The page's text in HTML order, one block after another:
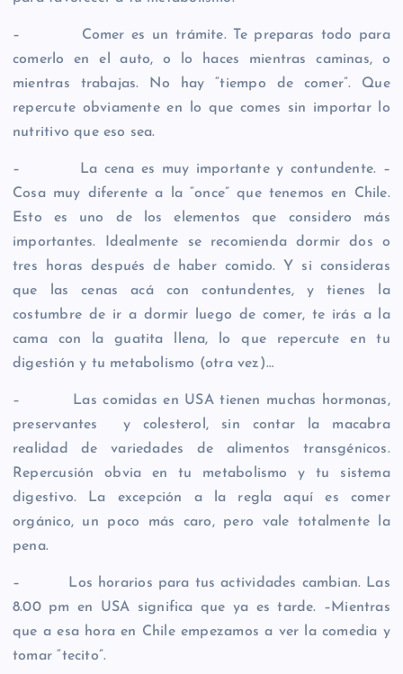
– Comer es un trámite. Te preparas todo para
comerlo en el auto, o lo haces mientras caminas, o
mientras trabajas. No hay “tiempo de comer”. Que
repercute obviamente en lo que comes sin importar lo
nutritivo que eso sea.
– La cena es muy importante y contundente. –
Cosa muy diferente a la “once” que tenemos en Chile.
Esto es uno de los elementos que considero más
importantes. Idealmente se recomienda dormir dos o
tres horas después de haber comido. Y si consideras
que las cenas acá con contundentes, y tienes la
costumbre de ir a dormir luego de comer, te irás a la
cama con la guatita llena, lo que repercute en tu
digestión y tu metabolismo (otra vez)…
– Las comidas en USA tienen muchas hormonas,
preservantes y colesterol, sin contar la macabra
realidad de variedades de alimentos transgénicos.
Repercusión obvia en tu metabolismo y tu sistema
digestivo. La excepción a la regla aquí es comer
orgánico, un poco más caro, pero vale totalmente la
pena.
– Los horarios para tus actividades cambian. Las
8.00 pm en USA significa que ya es tarde. –Mientras
que a esa hora en Chile empezamos a ver la comedia y
tomar “tecito”.